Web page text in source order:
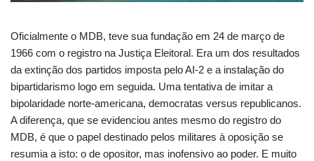
Oficialmente o MDB, teve sua fundação em 24 de março de
1966 com o registro na Justiça Eleitoral. Era um dos resultados
da extinção dos partidos imposta pelo AI-2 e a instalação do
bipartidarismo logo em seguida. Uma tentativa de imitar a
bipolaridade norte-americana, democratas versus republicanos.
A diferença, que se evidenciou antes mesmo do registro do
MDB, é que o papel destinado pelos militares à oposição se
resumia a isto: o de opositor, mas inofensivo ao poder. E muito